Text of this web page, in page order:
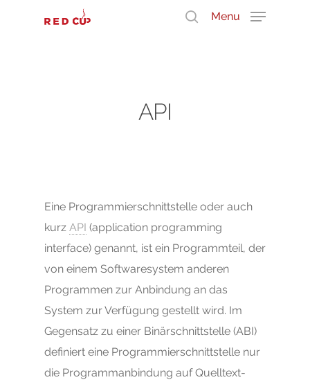
Menu
API
Eine Programmierschnittstelle oder auch
kurz API (application programming
interface) genannt, ist ein Programmteil, der
von einem Softwaresystem anderen
Programmen zur Anbindung an das
System zur Verfügung gestellt wird. Im
Gegensatz zu einer Binärschnittstelle (ABI)
definiert eine Programmierschnittstelle nur
die Programmanbindung auf Quelltext-